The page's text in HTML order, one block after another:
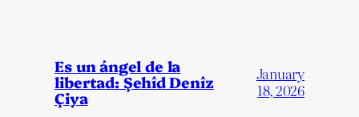
Es un ángel de la
libertad: Şehîd Denîz
Çiya
January
18, 2026